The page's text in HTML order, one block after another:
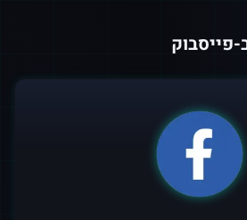
פייסבוק